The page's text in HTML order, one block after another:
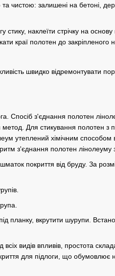
чистою: залишені на бетоні,
наклеїти стрічку на
краї полотен до закріпленого на
швидко відремонтувати
Спосіб з'єднання полотен
метод. Для стикування полотен з
утеплений хімічним способом
з'єднання полотен
покриття від бруду. За
планку, вкрутити шурупи.
видів впливів, простота
для підлоги, що обумовлює